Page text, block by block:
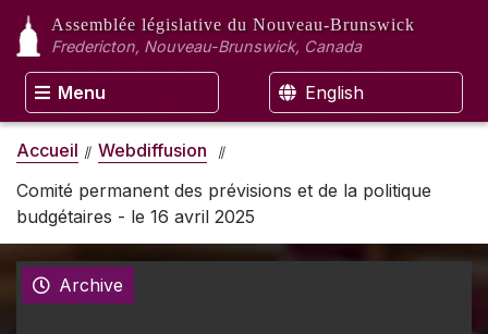
Assemblée législative du Nouveau-Brunswick
Fredericton, Nouveau-Brunswick, Canada
Menu English
Accueil
Webdiffusion
Comité permanent des prévisions et de la politique
budgétaires - le 16 avril 2025
Archive